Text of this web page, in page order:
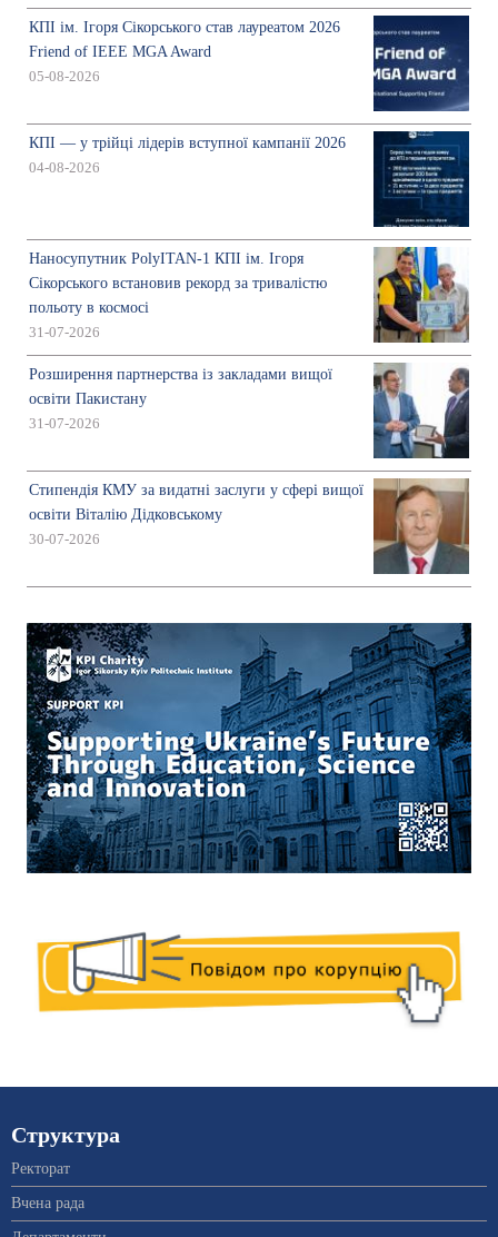
КПІ ім. Ігоря Сікорського став лауреатом 2026
Friend of IEEE MGA Award
05-08-2026
КПІ — у трійці лідерів вступної кампанії 2026
04-08-2026
Наносупутник PolyITAN-1 КПІ ім. Ігоря
Сікорського встановив рекорд за тривалістю
польоту в космосі
31-07-2026
Розширення партнерства із закладами вищої
освіти Пакистану
31-07-2026
Стипендія КМУ за видатні заслуги у сфері вищої
освіти Віталію Дідковському
30-07-2026
Структура
Ректорат
Вчена рада